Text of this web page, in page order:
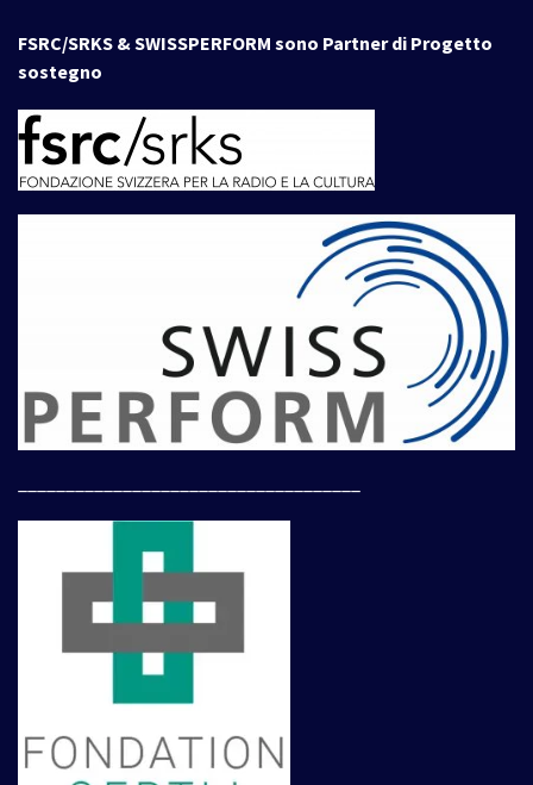
FSRC/SRKS & SWISSPERFORM sono Partner di Progetto
sostegno